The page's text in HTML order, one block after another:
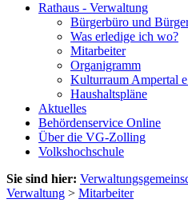
Rathaus - Verwaltung
Bürgerbüro und
Was erledige ich wo?
Mitarbeiter
Organigramm
Kulturraum Ampertal
Haushaltspläne
Aktuelles
Behördenservice Online
Über die VG-Zolling
Volkshochschule
Sie sind hier:
Verwaltung > Mitarbeiter